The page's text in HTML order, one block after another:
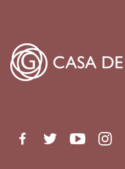
FacebookTwitterYoutube